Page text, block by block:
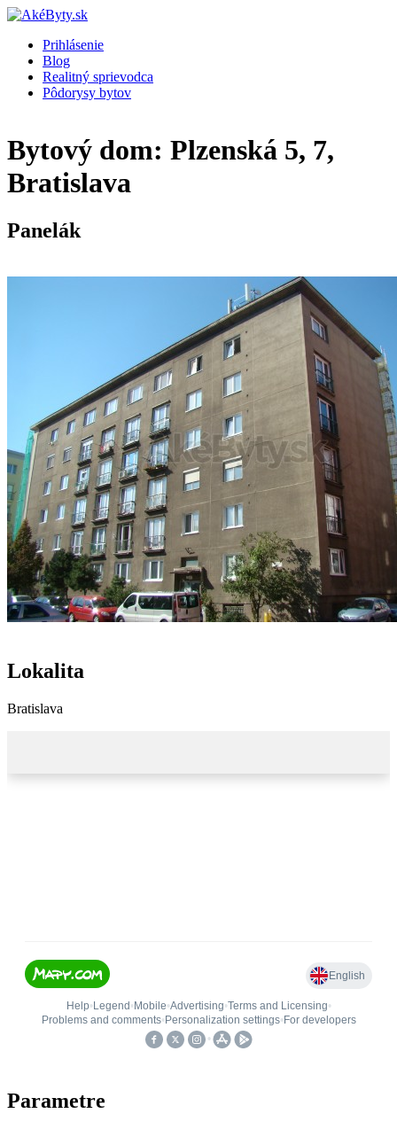
Prihlásenie
Blog
Realitný sprievodca
Pôdorysy bytov
Bytový dom: Plzenská 5, 7,
Bratislava
Panelák
Lokalita
Bratislava
Parametre